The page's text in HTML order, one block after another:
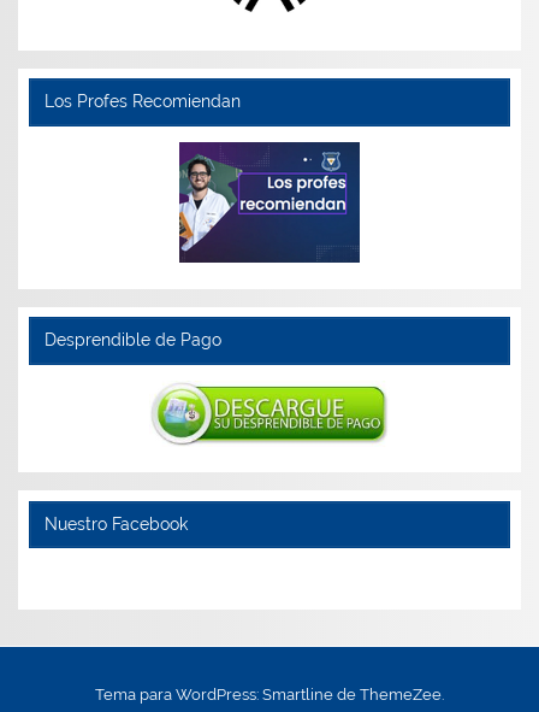
Los Profes Recomiendan
Desprendible de Pago
Nuestro Facebook
Tema para WordPress: Smartline de ThemeZee.